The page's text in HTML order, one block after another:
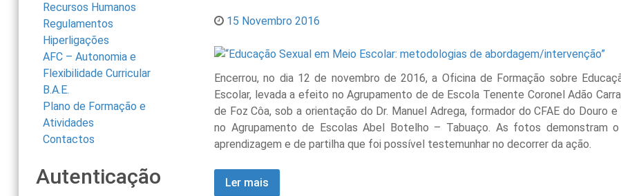
Recursos Humanos
Regulamentos
Hiperligações
AFC – Autonomia e
Flexibilidade Curricular
B.A.E.
Plano de Formação e
Atividades
Contactos
Autenticação
15 Novembro 2016
Encerrou, no dia 12 de novembro de 2016, a Oficina de Formação sobre
Escolar, levada a efeito no Agrupamento de de Escola Tenente Coronel Adão
de Foz Côa, sob a orientação do Dr. Manuel Adrega, formador do CFAE do Douro
no Agrupamento de Escolas Abel Botelho – Tabuaço. As fotos demonstram
aprendizagem e de partilha que foi possível testemunhar no decorrer da ação.
Ler mais